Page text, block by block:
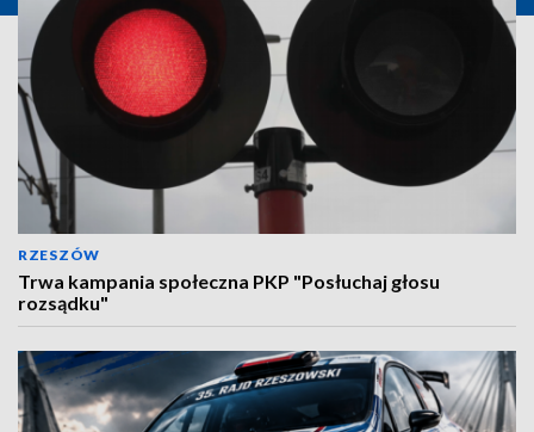
RZESZÓW
Trwa kampania społeczna PKP "Posłuchaj głosu
rozsądku"